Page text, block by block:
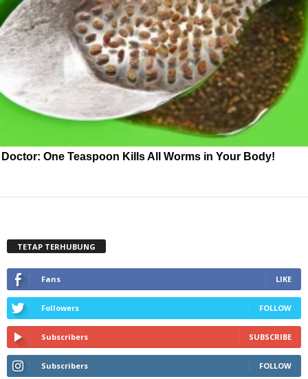
Doctor: One Teaspoon Kills All Worms in Your Body!
TETAP TERHUBUNG
Fans LIKE
Followers FOLLOW
Subscribers SUBSCRIBE
Subscribers FOLLOW